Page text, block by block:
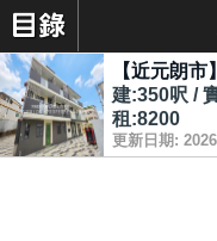
【近元朗
建:350呎 /
租:8200
更新日期: